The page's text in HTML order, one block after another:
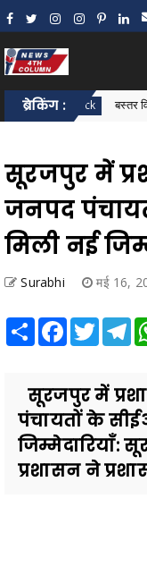
ब्रेकिंग :
Block बस्तर विकासखंड
सूरजपुर में
जनपद
मिली नई
Surabhi मई 16,
Share Facebook
Twitter
सूरजपुर में
पंचायतों के
जिम्मेदारियाँ:
प्रशासन ने